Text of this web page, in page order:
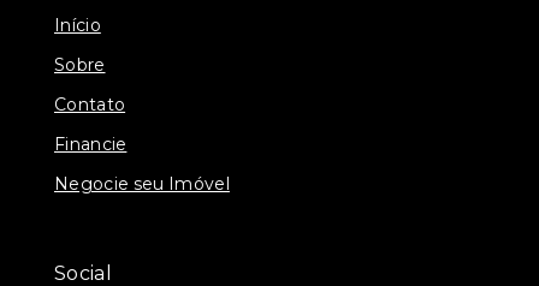
Início
Sobre
Contato
Financie
Negocie seu Imóvel
Social